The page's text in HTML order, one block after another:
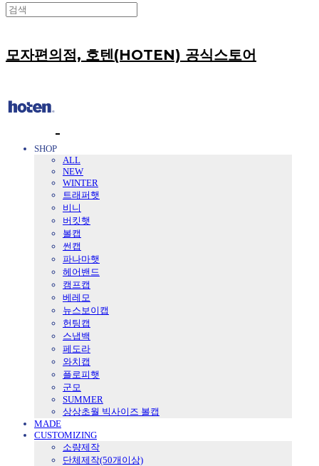
모자편의점, 호텐(HOTEN) 공식스토어
SHOP
ALL
NEW
WINTER
트래퍼햇
비니
버킷햇
볼캡
썬캡
파나마햇
헤어밴드
캠프캡
베레모
뉴스보이캡
헌팅캡
스냅백
페도라
와치캡
플로피햇
군모
SUMMER
상상초월 빅사이즈 볼캡
MADE
CUSTOMIZING
소량제작
단체제작(50개이상)